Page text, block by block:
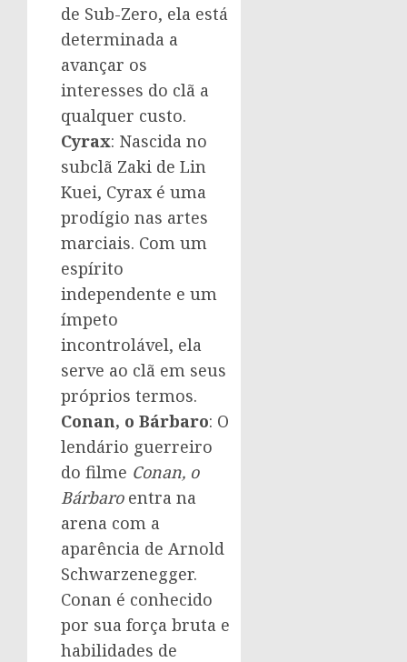
de Sub-Zero, ela está
determinada a
avançar os
interesses do clã a
qualquer custo.
Cyrax: Nascida no
subclã Zaki de Lin
Kuei, Cyrax é uma
prodígio nas artes
marciais. Com um
espírito
independente e um
ímpeto
incontrolável, ela
serve ao clã em seus
próprios termos.
Conan, o Bárbaro: O
lendário guerreiro
do filme Conan, o
Bárbaroentra na
arena com a
aparência de Arnold
Schwarzenegger.
Conan é conhecido
por sua força bruta e
habilidades de